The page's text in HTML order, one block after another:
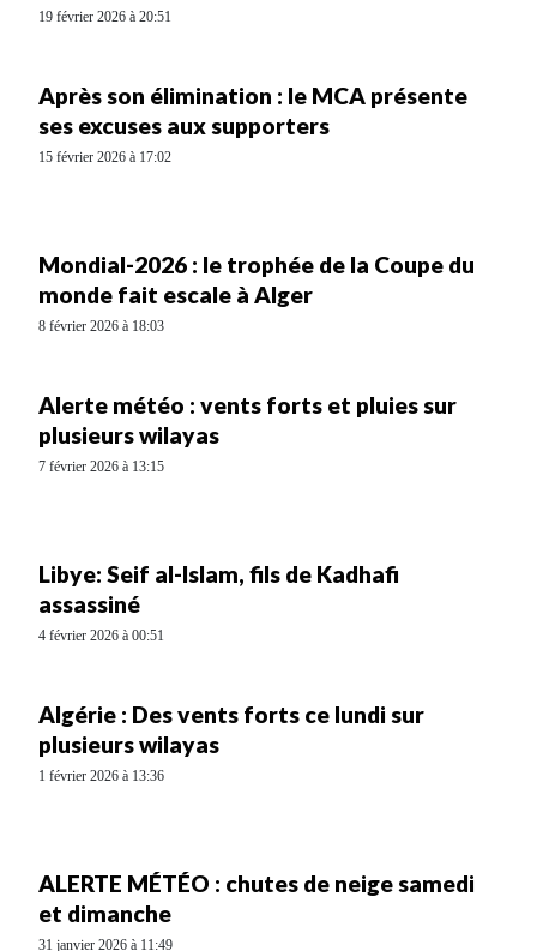
19 février 2026 à 20:51
Après son élimination : le MCA présente
ses excuses aux supporters
15 février 2026 à 17:02
Mondial-2026 : le trophée de la Coupe du
monde fait escale à Alger
8 février 2026 à 18:03
Alerte météo : vents forts et pluies sur
plusieurs wilayas
7 février 2026 à 13:15
Libye: Seif al-Islam, fils de Kadhafi
assassiné
4 février 2026 à 00:51
Algérie : Des vents forts ce lundi sur
plusieurs wilayas
1 février 2026 à 13:36
ALERTE MÉTÉO : chutes de neige samedi
et dimanche
31 janvier 2026 à 11:49